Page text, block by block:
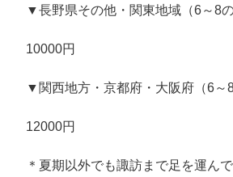
▼長野県その他・関東地域（6～8の
10000円
▼関西地方・京都府・大阪府（6～8
12000円
＊夏期以外でも諏訪まで足を運ん